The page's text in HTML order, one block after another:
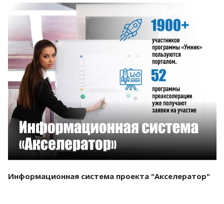
Смотреть проект
Информационная система проекта "Акселератор"